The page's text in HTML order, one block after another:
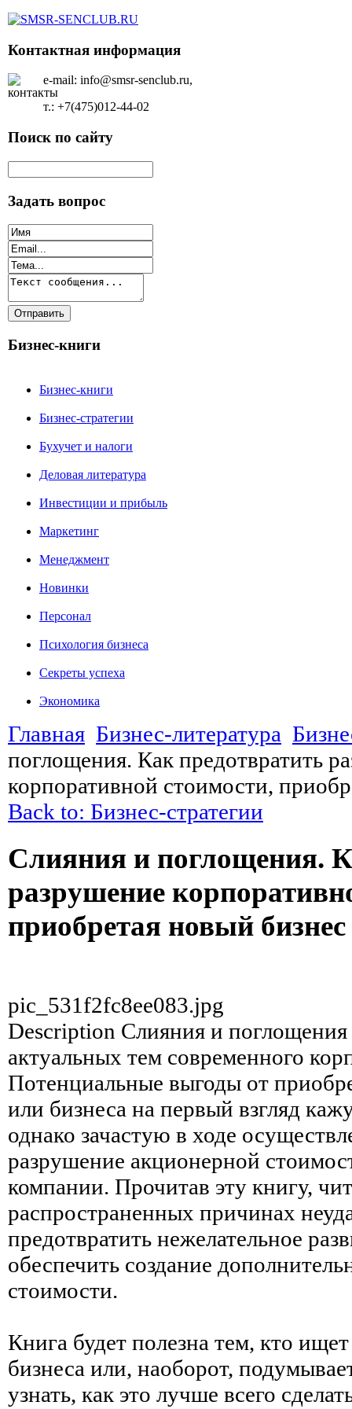
Контактная информация
e-mail: info@smsr-senclub.ru,
т.: +7(475)012-44-02
Поиск по сайту
Задать вопрос
Бизнес-книги
Бизнес-книги
Бизнес-стратегии
Бухучет и налоги
Деловая литература
Инвестиции и прибыль
Маркетинг
Менеджмент
Новинки
Персонал
Психология бизнеса
Секреты успеха
Экономика
Главная Бизнес-литература
поглощения. Как предотвратить
корпоративной стоимости,
Back to: Бизнес-стратегии
Слияния и поглощения.
разрушение
приобретая новый бизнес
pic_531f2fc8ee083.jpg
Description Слияния и
актуальных тем современного
Потенциальные выгоды от
или бизнеса на первый взгляд
однако зачастую в ходе
разрушение акционерной
компании. Прочитав эту книгу,
распространенных причинах
предотвратить нежелательное
обеспечить создание
стоимости.
Книга будет полезна тем, кто
бизнеса или, наоборот,
узнать, как это лучше всего